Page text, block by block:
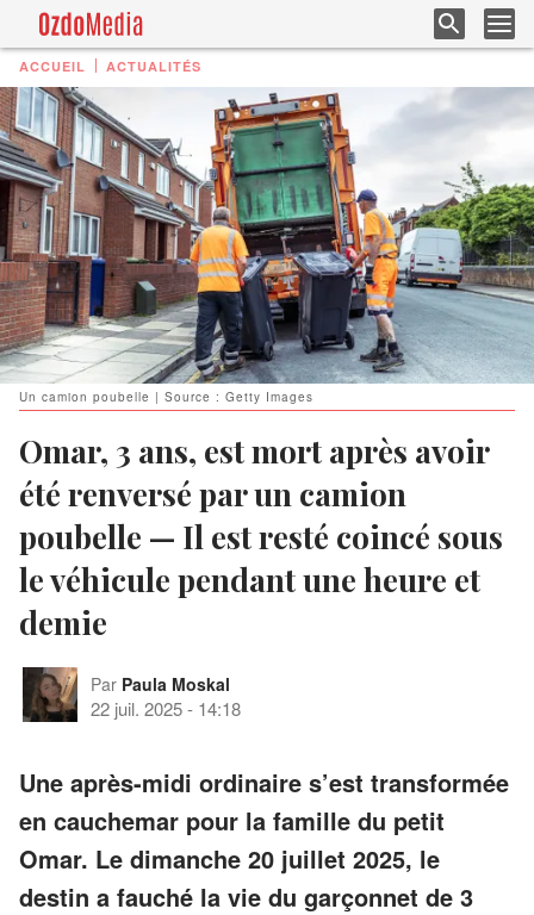
ACCUEIL ACTUALITÉS
Un camion poubelle | Source : Getty Images
Omar, 3 ans, est mort après avoir
été renversé par un camion
poubelle — Il est resté coincé sous
le véhicule pendant une heure et
demie
Par Paula Moskal
22 juil. 2025- 14:18
Une après-midi ordinaire s’est transformée
en cauchemar pour la famille du petit
Omar. Le dimanche 20 juillet 2025, le
destin a fauché la vie du garçonnet de 3